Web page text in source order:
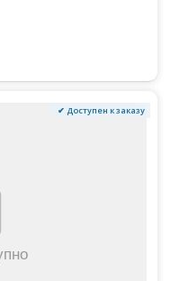
✔ Доступен к заказу